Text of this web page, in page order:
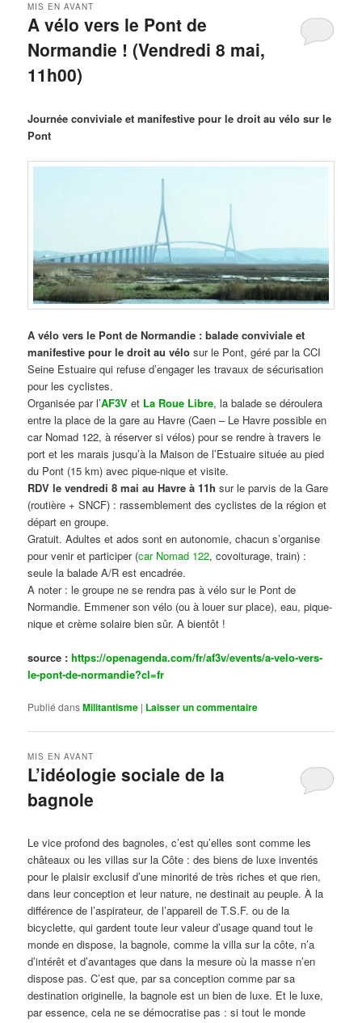
A vélo vers le Pont de
Normandie ! (Vendredi 8 mai,
11h00)
MIS EN AVANT
Journée conviviale et manifestive pour le droit au vélo sur le
Pont
A vélo vers le Pont de Normandie : balade conviviale et
manifestive pour le droit au vélo sur le Pont, géré par la CCI
Seine Estuaire qui refuse d’engager les travaux de sécurisation
pour les cyclistes.
Organisée par l’AF3V et La Roue Libre, la balade se déroulera
entre la place de la gare au Havre (Caen – Le Havre possible en
car Nomad 122, à réserver si vélos) pour se rendre à travers le
port et les marais jusqu’à la Maison de l’Estuaire située au pied
du Pont (15 km) avec pique-nique et visite.
RDV le vendredi 8 mai au Havre à 11h sur le parvis de la Gare
(routière + SNCF) : rassemblement des cyclistes de la région et
départ en groupe.
Gratuit. Adultes et ados sont en autonomie, chacun s’organise
pour venir et participer (car Nomad 122, covoiturage, train) :
seule la balade A/R est encadrée.
A noter : le groupe ne se rendra pas à vélo sur le Pont de
Normandie. Emmener son vélo (ou à louer sur place), eau, pique-
nique et crème solaire bien sûr. A bientôt !
source :https://openagenda.com/fr/af3v/events/a-velo-vers-
le-pont-de-normandie?cl=fr
Publié dansMilitantisme | Laisser un commentaire
L’idéologie sociale de la
bagnole
MIS EN AVANT
Le vice profond des bagnoles, c’est qu’elles sont comme les
châteaux ou les villas sur la Côte : des biens de luxe inventés
pour le plaisir exclusif d’une minorité de très riches et que rien,
dans leur conception et leur nature, ne destinait au peuple. À la
différence de l’aspirateur, de l’appareil de T.S.F. ou de la
bicyclette, qui gardent toute leur valeur d’usage quand tout le
monde en dispose, la bagnole, comme la villa sur la côte, n’a
d’intérêt et d’avantages que dans la mesure où la masse n’en
dispose pas. C’est que, par sa conception comme par sa
destination originelle, la bagnole est un bien de luxe. Et le luxe,
par essence, cela ne se démocratise pas : si tout le monde